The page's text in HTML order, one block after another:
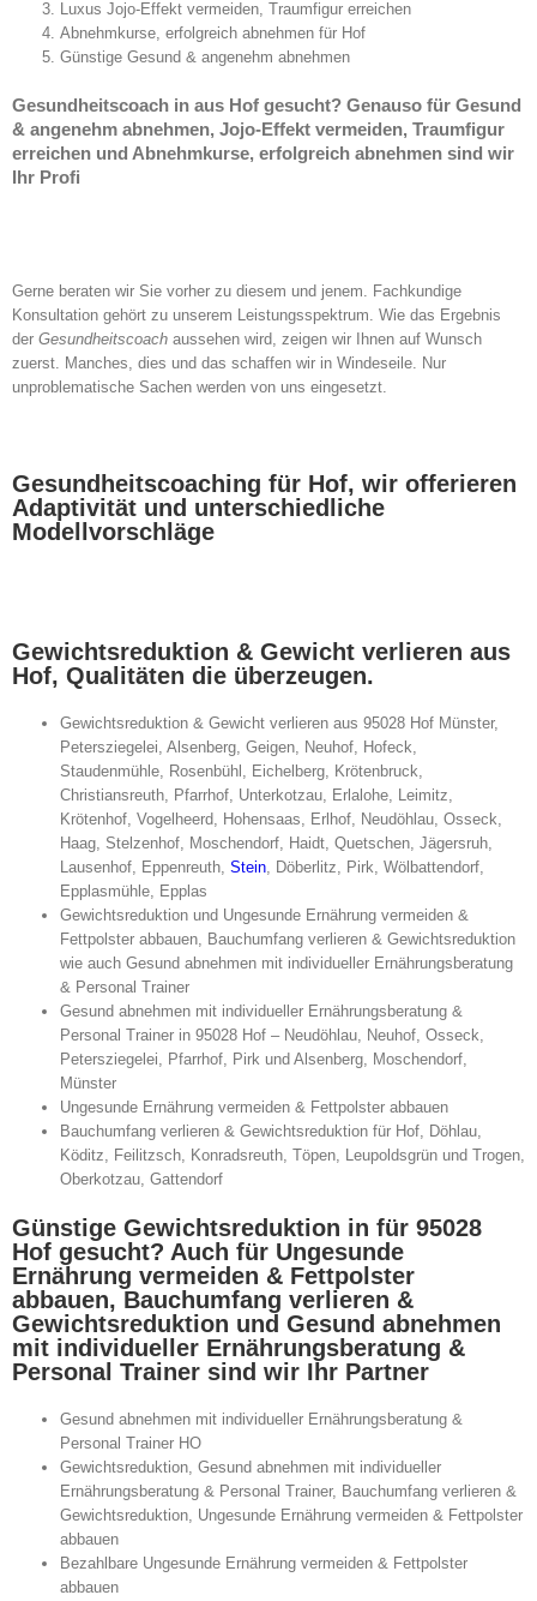
Luxus Jojo-Effekt vermeiden, Traumfigur erreichen
Abnehmkurse, erfolgreich abnehmen für Hof
Günstige Gesund & angenehm abnehmen
Gesundheitscoach in aus Hof gesucht? Genauso für Gesund
& angenehm abnehmen, Jojo-Effekt vermeiden, Traumfigur
erreichen und Abnehmkurse, erfolgreich abnehmen sind wir
Ihr Profi
Gerne beraten wir Sie vorher zu diesem und jenem. Fachkundige
Konsultation gehört zu unserem Leistungsspektrum. Wie das Ergebnis
der Gesundheitscoach aussehen wird, zeigen wir Ihnen auf Wunsch
zuerst. Manches, dies und das schaffen wir in Windeseile. Nur
unproblematische Sachen werden von uns eingesetzt.
Gesundheitscoaching für Hof, wir offerieren
Adaptivität und unterschiedliche
Modellvorschläge
Gewichtsreduktion & Gewicht verlieren aus
Hof, Qualitäten die überzeugen.
Gewichtsreduktion & Gewicht verlieren aus 95028 Hof Münster,
Petersziegelei, Alsenberg, Geigen, Neuhof, Hofeck,
Staudenmühle, Rosenbühl, Eichelberg, Krötenbruck,
Christiansreuth, Pfarrhof, Unterkotzau, Erlalohe, Leimitz,
Krötenhof, Vogelheerd, Hohensaas, Erlhof, Neudöhlau, Osseck,
Haag, Stelzenhof, Moschendorf, Haidt, Quetschen, Jägersruh,
Lausenhof, Eppenreuth, Stein , Döberlitz, Pirk, Wölbattendorf,
Epplasmühle, Epplas
Gewichtsreduktion und Ungesunde Ernährung vermeiden &
Fettpolster abbauen, Bauchumfang verlieren & Gewichtsreduktion
wie auch Gesund abnehmen mit individueller Ernährungsberatung
& Personal Trainer
Gesund abnehmen mit individueller Ernährungsberatung &
Personal Trainer in 95028 Hof – Neudöhlau, Neuhof, Osseck,
Petersziegelei, Pfarrhof, Pirk und Alsenberg, Moschendorf,
Münster
Ungesunde Ernährung vermeiden & Fettpolster abbauen
Bauchumfang verlieren & Gewichtsreduktion für Hof, Döhlau,
Köditz, Feilitzsch, Konradsreuth, Töpen, Leupoldsgrün und Trogen,
Oberkotzau, Gattendorf
Günstige Gewichtsreduktion in für 95028
Hof gesucht? Auch für Ungesunde
Ernährung vermeiden & Fettpolster
abbauen, Bauchumfang verlieren &
Gewichtsreduktion und Gesund abnehmen
mit individueller Ernährungsberatung &
Personal Trainer sind wir Ihr Partner
Gesund abnehmen mit individueller Ernährungsberatung &
Personal Trainer HO
Gewichtsreduktion, Gesund abnehmen mit individueller
Ernährungsberatung & Personal Trainer, Bauchumfang verlieren &
Gewichtsreduktion, Ungesunde Ernährung vermeiden & Fettpolster
abbauen
Bezahlbare Ungesunde Ernährung vermeiden & Fettpolster
abbauen